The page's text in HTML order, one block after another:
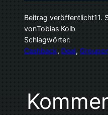
Beitrag veröffentlicht11.
vonTobias Kolb
Schlagwörter:
Cashback, Deal,